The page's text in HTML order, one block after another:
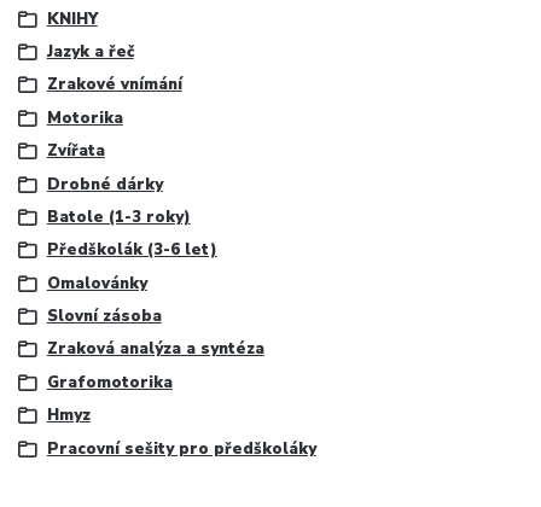
KNIHY
Jazyk a řeč
Zrakové vnímání
Motorika
Zvířata
Drobné dárky
Batole (1-3 roky)
Předškolák (3-6 let)
Omalovánky
Slovní zásoba
Zraková analýza a syntéza
Grafomotorika
Hmyz
Pracovní sešity pro předškoláky